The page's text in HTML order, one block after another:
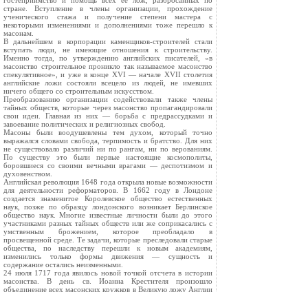
стране. Вступление в члены организации, прохождение
ученического стажа и получение степени мастера с
некоторыми изменениями и дополнениями тоже перешло к
масонам.
В дальнейшем в корпорации каменщиков-строителей стали
вступать люди, не имеющие отношения к строительству.
Именно тогда, по утверждению английских писателей, «в
масонство строительное проникло так называемое масонство
спекулятивное», и уже в конце XVI — начале XVII столетия
английские ложи состояли всецело из людей, не имевших
ничего общего со строительным искусством.
Преобразованию организации содействовали также члены
тайных обществ, которые через масонство пропагандировали
свои идеи. Главная из них — борьба с предрассудками и
завоевание политических и религиозных свобод.
Масоны были воодушевлены тем духом, который точно
выражался словами свобода, терпимость и братство. Для них
не существовало различий ни по рангам, ни по верованиям.
По существу это были первые настоящие космополиты,
боровшиеся со своими вечными врагами — деспотизмом и
духовенством.
Английская революция 1648 года открыла новые возможности
для деятельности реформаторов. В 1662 году в Лондоне
создается знаменитое Королевское общество естественных
наук, позже по образцу лондонского возникает Берлинское
общество наук. Многие известные личности были до этого
участниками разных тайных обществ или же соприкасались с
умственным брожением, которое преобладало в
просвещенной среде. Те задачи, которые преследовали старые
общества, по наследству перешли к новым академиям,
изменились только формы движения — сущность и
содержание остались неизменными.
24 июля 1717 года явилось новой точкой отсчета в истории
масонства. В день св. Иоанна Крестителя произошло
объединение всех масонских кружков в Великую ложу Англии